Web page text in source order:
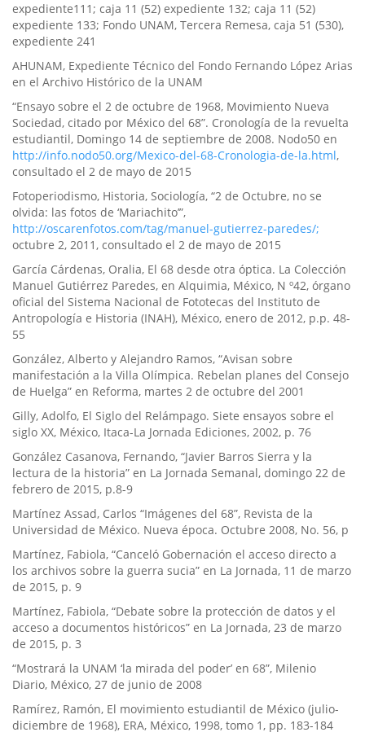
expediente111; caja 11 (52) expediente 132; caja 11 (52)
expediente 133; Fondo UNAM, Tercera Remesa, caja 51 (530),
expediente 241
AHUNAM, Expediente Técnico del Fondo Fernando López Arias
en el Archivo Histórico de la UNAM
“Ensayo sobre el 2 de octubre de 1968, Movimiento Nueva
Sociedad, citado por México del 68”. Cronologí­a de la revuelta
estudiantil, Domingo 14 de septiembre de 2008. Nodo50 en
http://info.nodo50.org/Mexico-del-68-Cronologia-de-la.html,
consultado el 2 de mayo de 2015
Fotoperiodismo, Historia, Sociologí­a, “2 de Octubre, no se
olvida: las fotos de ‘Mariachito’”,
http://oscarenfotos.com/tag/manuel-gutierrez-paredes/;
octubre 2, 2011, consultado el 2 de mayo de 2015
Garcí­a Cárdenas, Oralia, El 68 desde otra óptica. La Colección
Manuel Gutiérrez Paredes, en Alquimia, México, N º42, órgano
oficial del Sistema Nacional de Fototecas del Instituto de
Antropologí­a e Historia (INAH), México, enero de 2012, p.p. 48-
55
González, Alberto y Alejandro Ramos, “Avisan sobre
manifestación a la Villa Olí­mpica. Rebelan planes del Consejo
de Huelga” en Reforma, martes 2 de octubre del 2001
Gilly, Adolfo, El Siglo del Relámpago. Siete ensayos sobre el
siglo XX, México, Itaca-La Jornada Ediciones, 2002, p. 76
González Casanova, Fernando, “Javier Barros Sierra y la
lectura de la historia” en La Jornada Semanal, domingo 22 de
febrero de 2015, p.8-9
Martí­nez Assad, Carlos “Imágenes del 68”, Revista de la
Universidad de México. Nueva época. Octubre 2008, No. 56, p
Martí­nez, Fabiola, “Canceló Gobernación el acceso directo a
los archivos sobre la guerra sucia” en La Jornada, 11 de marzo
de 2015, p. 9
Martí­nez, Fabiola, “Debate sobre la protección de datos y el
acceso a documentos históricos” en La Jornada, 23 de marzo
de 2015, p. 3
“Mostrará la UNAM ‘la mirada del poder’ en 68”, Milenio
Diario, México, 27 de junio de 2008
Ramí­rez, Ramón, El movimiento estudiantil de México (julio-
diciembre de 1968), ERA, México, 1998, tomo 1, pp. 183-184